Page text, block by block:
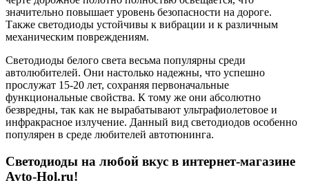
значительно повышает уровень безопасности на дороге.
Также светодиоды устойчивы к вибрации и к различным
механическим повреждениям.
Светодиоды белого света весьма популярны среди
автолюбителей. Они настолько надежны, что успешно
прослужат 15-20 лет, сохраняя первоначальные
функциональные свойства. К тому же они абсолютно
безвредны, так как не вырабатывают ультрафиолетовое и
инфракрасное излучение. Данный вид светодиодов особенно
популярен в среде любителей автотюнинга.
Светодиоды на любой вкус в интернет-магазине
Avto-Hol.ru!